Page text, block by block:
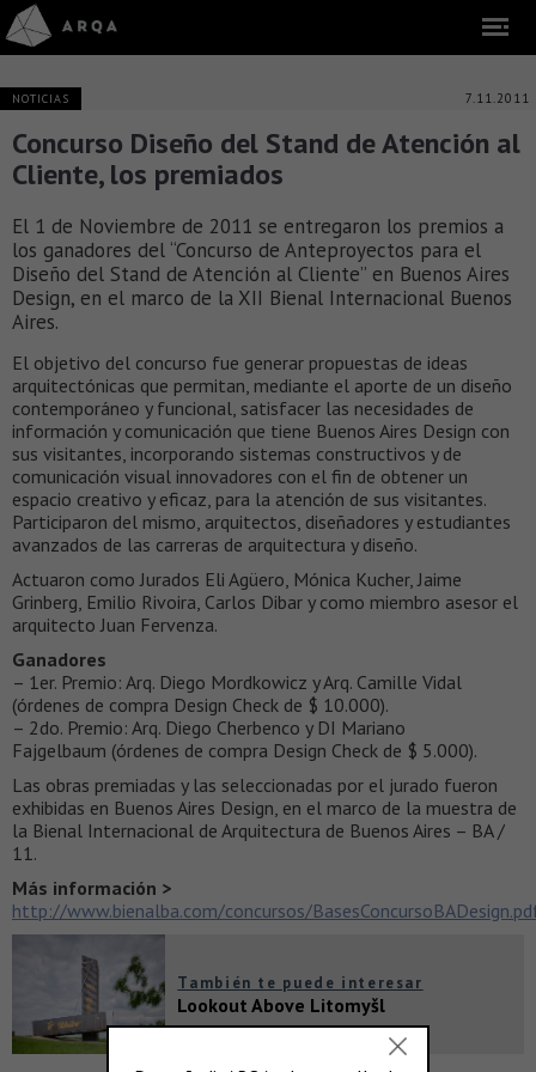
NOTICIAS 7.11.2011
Concurso Diseño del Stand de Atención al
Cliente, los premiados
El 1 de Noviembre de 2011 se entregaron los premios a
los ganadores del “Concurso de Anteproyectos para el
Diseño del Stand de Atención al Cliente” en Buenos Aires
Design, en el marco de la XII Bienal Internacional Buenos
Aires.
El objetivo del concurso fue generar propuestas de ideas
arquitectónicas que permitan, mediante el aporte de un diseño
contemporáneo y funcional, satisfacer las necesidades de
información y comunicación que tiene Buenos Aires Design con
sus visitantes, incorporando sistemas constructivos y de
comunicación visual innovadores con el fin de obtener un
espacio creativo y eficaz, para la atención de sus visitantes.
Participaron del mismo, arquitectos, diseñadores y estudiantes
avanzados de las carreras de arquitectura y diseño.
Actuaron como Jurados Eli Agüero, Mónica Kucher, Jaime
Grinberg, Emilio Rivoira, Carlos Dibar y como miembro asesor el
arquitecto Juan Fervenza.
Ganadores
– 1er. Premio: Arq. Diego Mordkowicz y Arq. Camille Vidal
(órdenes de compra Design Check de $ 10.000).
– 2do. Premio: Arq. Diego Cherbenco y DI Mariano
Fajgelbaum (órdenes de compra Design Check de $ 5.000).
Las obras premiadas y las seleccionadas por el jurado fueron
exhibidas en Buenos Aires Design, en el marco de la muestra de
la Bienal Internacional de Arquitectura de Buenos Aires – BA /
11.
Más información >
http://www.bienalba.com/concursos/
También te puede interesar
Lookout Above Litomyšl